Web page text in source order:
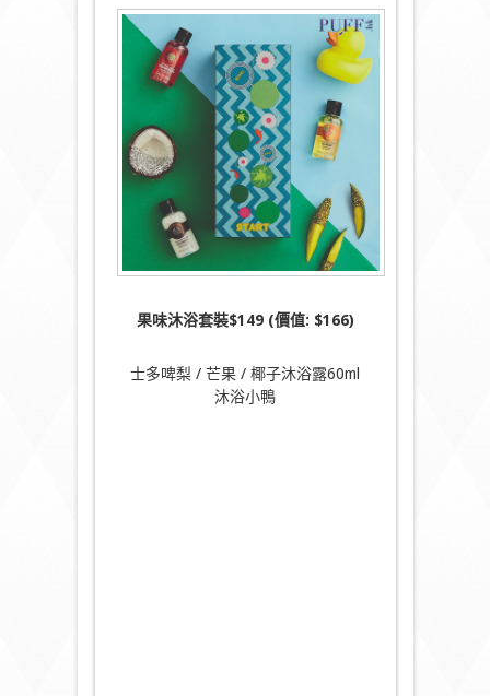
果味沐浴套裝$149 (價值: $166)
士多啤梨 / 芒果 / 椰子沐浴露60ml
沐浴小鴨